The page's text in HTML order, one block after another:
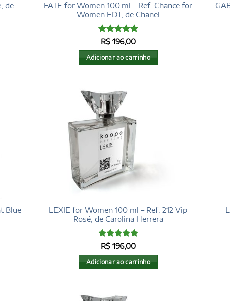
de
FATE for Women 100 ml – Ref. Chance for
Women EDT, de Chanel
Avaliação5
R$196,00
Adicionar ao carrinho
Blue
LEXIE for Women 100 ml – Ref. 212 Vip
Rosé, de Carolina Herrera
Avaliação5
R$196,00
Adicionar ao carrinho